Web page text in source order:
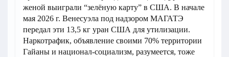
женой выиграли “зелёную карту” в США. В начале
мая 2026 г. Венесуэла под надзором МАГАТЭ
передал эти 13,5 кг уран США для утилизации.
Наркотрафик, объявление своими 70% территории
Гайаны и национал-социализм, разумеется, тоже